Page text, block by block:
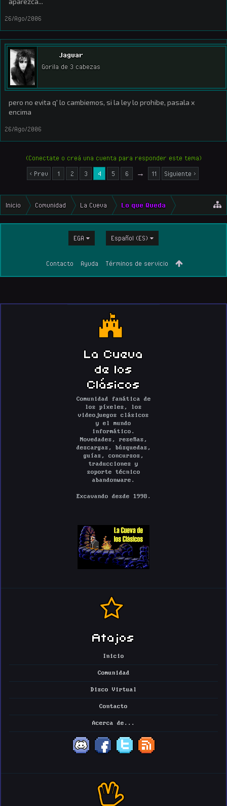
26/Ago/2006
Jaguar
Gorila de 3 cabezas
pero no evita q' lo cambiemos, si la ley lo prohibe, pasala x
encima
26/Ago/2006
(Conectate o creá una cuenta para responder este tema)
< Prev
1 2 3 4 5 6 → 11 Siguiente >
Inicio Comunidad La Cueva Lo que Queda
EGA Español (ES)
Contacto Ayuda Términos de servicio
La Cueva
de los
Clásicos
Comunidad fanática de
los píxeles, los
videojuegos clásicos
y el mundo
informático.
Novedades, reseñas,
descargas, búsquedas,
guías, concursos,
traducciones y
soporte técnico
abandonware.
Excavando desde 1998.
Atajos
Inicio
Comunidad
Disco Virtual
Contacto
Acerca de...